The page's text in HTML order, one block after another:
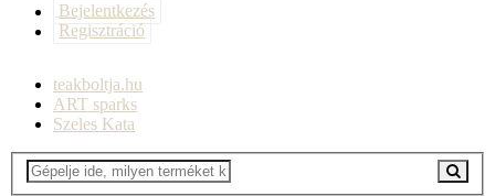
Bejelentkezés
Regisztráció
teakboltja.hu
ART sparks
Szeles Kata